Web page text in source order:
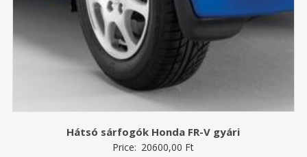
Hátsó sárfogók Honda FR-V gyári
Price: 20600,00 Ft